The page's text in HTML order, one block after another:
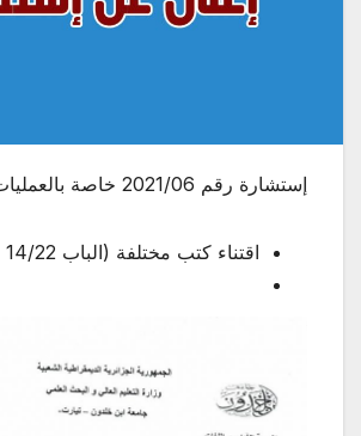
إستشارة رقم 2021/06 خاصة بالعمليات التالية:
اقتناء كتب مختلفة (الباب 14/22 المادة 02).